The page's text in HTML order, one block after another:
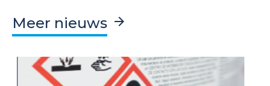
Meer nieuws